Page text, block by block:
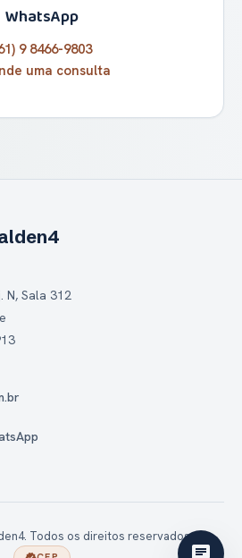
WhatsApp
9 8466-9803
uma consulta
N, Sala 312
Todos os direitos reservados.
chat